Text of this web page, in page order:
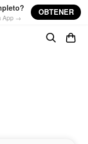
App →
OBTENER